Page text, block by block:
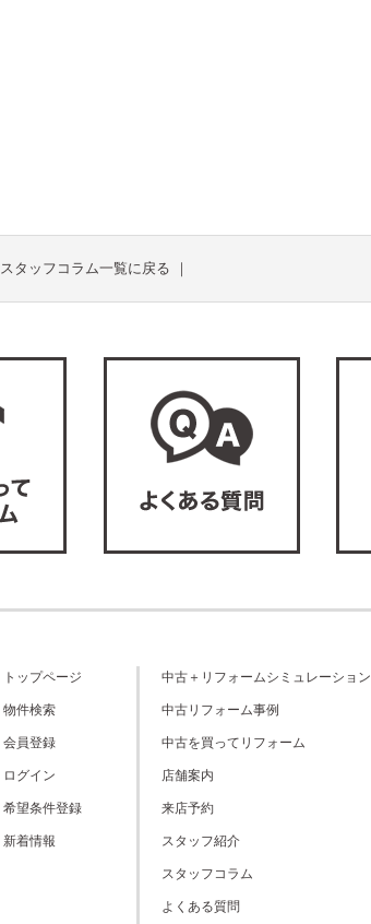
スタッフコラム一覧に戻る ｜
トップページ
物件検索
会員登録
ログイン
希望条件登録
新着情報
中古＋リフォームシミュレーション
中古リフォーム事例
中古を買ってリフォーム
店舗案内
来店予約
スタッフ紹介
スタッフコラム
よくある質問